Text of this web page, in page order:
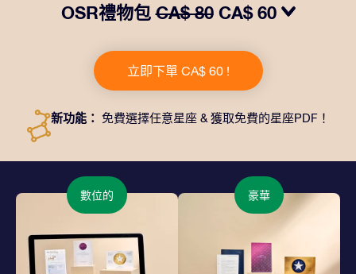
OSR禮物包CA$ 80 CA$ 60
一個精美的信封、寄往您的收貨地址的個性化文檔、電子
文件以及免費應用程序。這是一種向親友贈送永恒禮物的
神奇方式。
立即下單 CA$ 60 !
新功能： 免費選擇任意星座 & 獲取免費的星座PDF！
數位的 豪華